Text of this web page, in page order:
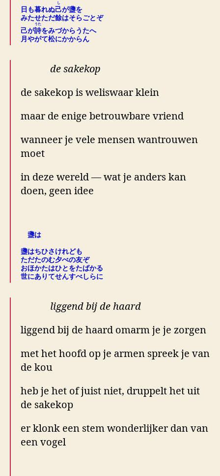
日も暮れぬ己
し
が盞を
みたせただ餘はそらごとぞ
己が詩
うた
をみづからうたへ
月やがて松にかからん
de sakekop
de sakekop is weliswaar klein
maar de enige betrouwbare vriend
wanneer je vele mensen wantrouwen
moet
in deze wereld — wat je anders kan
doen, geen idee
盞は
盞はちひさけれども
ただたのむ夕べの友ぞ
おほかたはひとをたばかる
世にありてせんすべしらに
liggend bij de haard
liggend bij de haard omarm je je zorgen
met het hoofd op je armen spreek je van
de kou
heb je het of juist niet, druppelt het uit
de sakekop
er klonk een stem wonderlijker dan van
een vogel